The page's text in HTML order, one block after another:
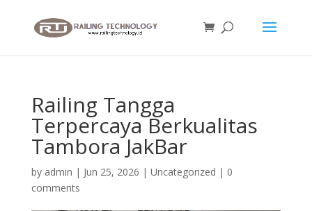
Railing Tangga
Terpercaya Berkualitas
Tambora JakBar
by admin | Jun 25, 2026 | Uncategorized | 0
comments